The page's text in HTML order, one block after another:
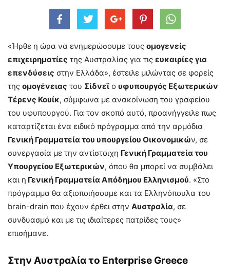
«Ήρθε η ώρα να ενημερώσουμε τους ομογενείς
επιχειρηματίες της Αυστραλίας για τις ευκαιρίες για
επενδύσεις στην Ελλάδα», έστειλε μιλώντας σε φορείς
της ομογένειας του Σίδνεϊ ο υφυπουργός Εξωτερικών
Τέρενς Κουίκ, σύμφωνα με ανακοίνωση του γραφείου
του υφυπουργού. Για τον σκοπό αυτό, προανήγγειλε πως
καταρτίζεται ένα ειδικό πρόγραμμα από την αρμόδια
Γενική Γραμματεία του υπουργείου Οικονομικών, σε
συνεργασία με την αντίστοιχη Γενική Γραμματεία του
Υπουργείου Εξωτερικών, όπου θα μπορεί να συμβάλει
και η Γενική Γραμματεία Απόδημου Ελληνισμού. «Στο
πρόγραμμα θα αξιοποιήσουμε και τα Ελληνόπουλα του
brain-drain που έχουν έρθει στην Αυστραλία, σε
συνδυασμό και με τις ιδιαίτερες πατρίδες τους»
επισήμανε.
Στην Αυστραλία το Enterprise Greece